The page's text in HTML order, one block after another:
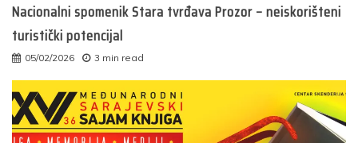
Nacionalni spomenik Stara tvrđava Prozor – neiskorišteni
turistički potencijal
05/02/2026 3 min read